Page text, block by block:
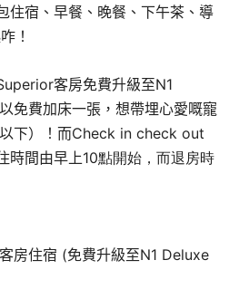
住宿、早餐、晚餐、下午茶、導
！
客房免費升級至N1
免費加床一張，想帶埋心愛嘅寵
下）！而Check in check out
時間由早上10點開始，而退房時
房住宿 (免費升級至N1 Deluxe